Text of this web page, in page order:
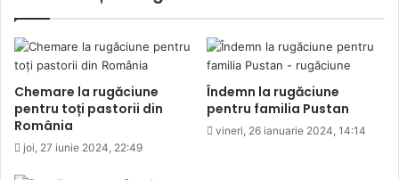
Chemare la rugăciune
pentru toți pastorii din
România
joi, 27 iunie 2024, 22:49
Îndemn la rugăciune
pentru familia Pustan
vineri, 26 ianuarie 2024, 14:14